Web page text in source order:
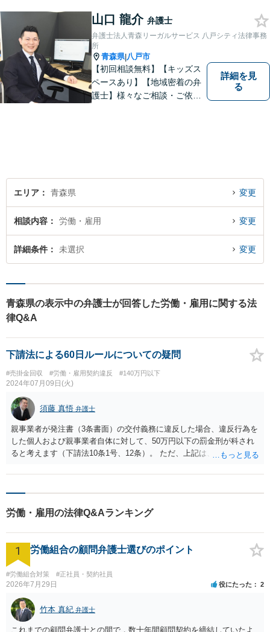
い。 皆様が抱えている問題に
真摯に向き合い、ともに解決
いたします。
山口 龍介 弁護士
弁護士法人青森リーガルサービス 八戸シティ法律事務
所
青森県|八戸市
【初回相談無料】【キッズス
ペースあり】【地域密着の弁
護士】様々なご相談・ご依頼
詳細を見
る
エリア 青森県 変更
相談内容 労働・雇用 変更
詳細条件 未選択 変更
青森県の表示中の弁護士が回答した労働・雇用に関する法
律Q&A
下請法による60日ルールについての疑問
#売掛金回収 #労働・雇用契約違反 #140万円以下
2024年07月09日(火)
須藤 真悟 弁護士
親事業者が発注書（3条書面）の交付義務に違反した場合、違反行為を
した個人および親事業者自体に対して、50万円以下の罰金刑が科され
ると考えます（下請法10条1号、12条）。 ただ、上記は、罰則＝刑事
上は、発注書を受けていない場合でも、下請法のいわゆる60日ルール
労働・雇用の法律Q&Aランキング
1 労働組合の顧問弁護士選びのポイント
#労働組合対策 #正社員・契約社員
2026年7月29日 役にたった 2
竹本 真紀 弁護士
これまでの顧問弁護士との間で，数十年間顧問契約を締結していたよ